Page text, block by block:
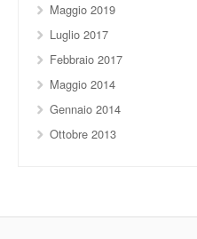
Maggio 2019
Luglio 2017
Febbraio 2017
Maggio 2014
Gennaio 2014
Ottobre 2013